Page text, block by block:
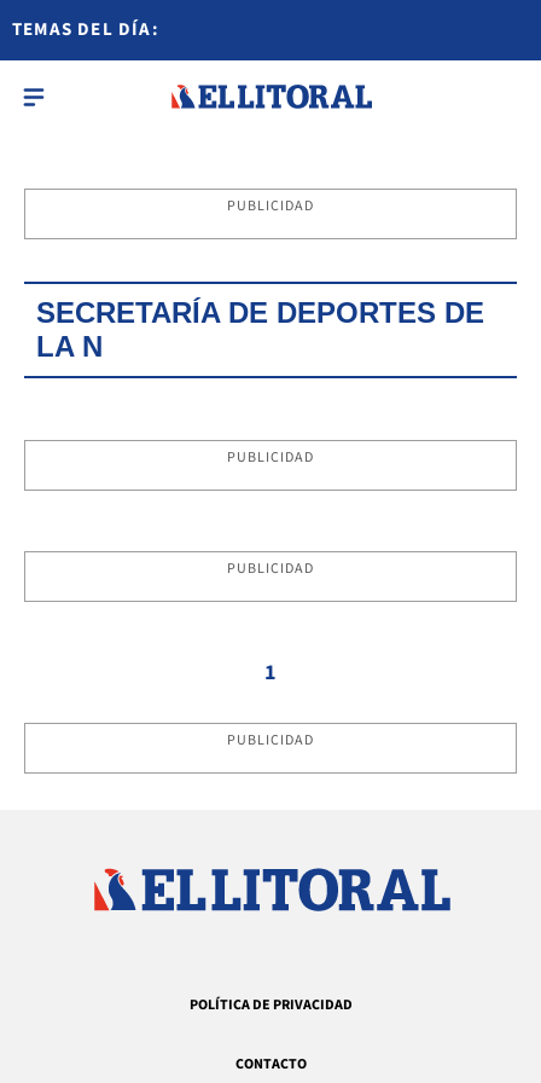
TEMAS DEL DÍA:
PUBLICIDAD
SECRETARÍA DE DEPORTES DE
LA N
PUBLICIDAD
PUBLICIDAD
1
PUBLICIDAD
POLÍTICA DE PRIVACIDAD
CONTACTO